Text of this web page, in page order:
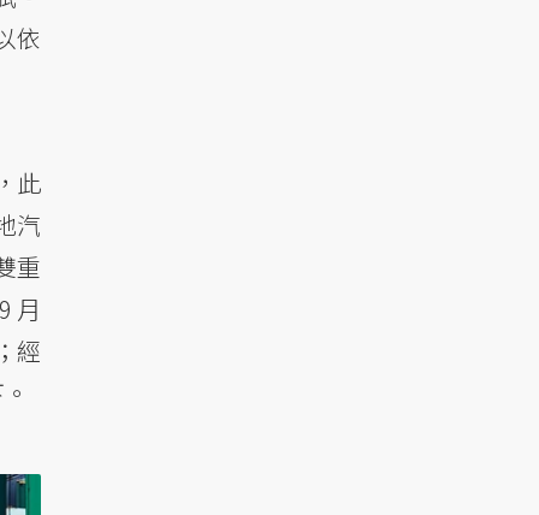
依
此
汽
重
月
經